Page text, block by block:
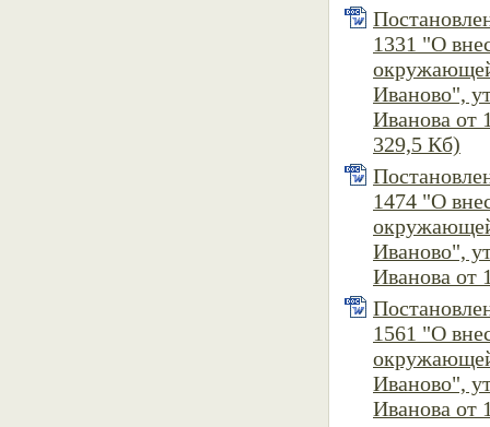
1331 "О
Иваново",
Иванова от
329,5 Кб)
1474 "О
Иваново",
Иванова от
1561 "О
Иваново",
Иванова от